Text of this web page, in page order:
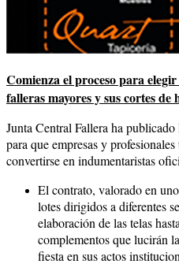
Comienza el proceso para
falleras mayores y sus cortes de
Junta Central Fallera ha
para que empresas y
convertirse en indumentaristas
El contrato, valorado en
lotes dirigidos a diferentes
elaboración de las telas
complementos que lucirán
fiesta en sus actos